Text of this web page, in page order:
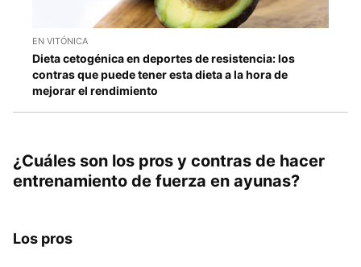
EN VITÓNICA
Dieta cetogénica en deportes de resistencia: los
contras que puede tener esta dieta a la hora de
mejorar el rendimiento
¿Cuáles son los pros y contras de hacer
entrenamiento de fuerza en ayunas?
Los pros